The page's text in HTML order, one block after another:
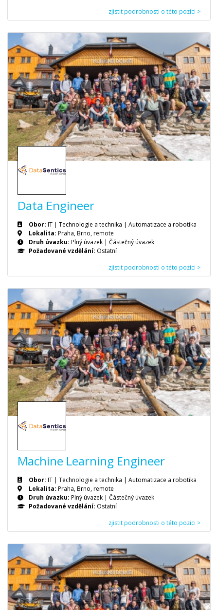
zjistit podrobnosti o této pozici >
Data Engineer
Obor: IT | Technologie a technika | Automatizace a robotika
Lokalita: Praha, Brno, remote
Druh úvazku: Plný úvazek | Částečný úvazek
Požadované vzdělání: Ostatní
zjistit podrobnosti o této pozici >
Machine Learning Engineer
Obor: IT | Technologie a technika | Automatizace a robotika
Lokalita: Praha, Brno, remote
Druh úvazku: Plný úvazek | Částečný úvazek
Požadované vzdělání: Ostatní
zjistit podrobnosti o této pozici >